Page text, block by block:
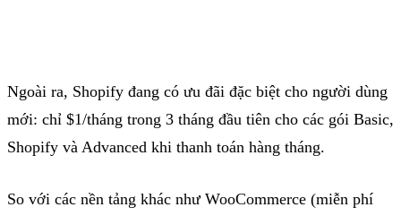
Ngoài ra, Shopify đang có ưu đãi đặc biệt cho người dùng
mới: chỉ $1/tháng trong 3 tháng đầu tiên cho các gói Basic,
Shopify và Advanced khi thanh toán hàng tháng.
So với các nền tảng khác như WooCommerce (miễn phí